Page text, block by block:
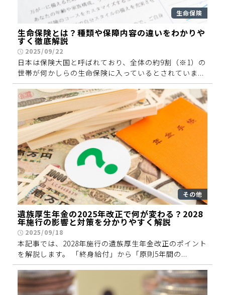
生命保険
生命保険とは？種類や保障内容の違いをわかりや
すく徹底解説
2025/09/22
日本は保険大国と呼ばれており、全体の約9割（※1）の
世帯が何かしらの生命保険に入っているとされていま...
その他
遺族厚生年金の2025年改正で何が変わる？2028
年施行の影響と対策を分かりやすく解説
2025/09/18
本記事では、2028年施行の遺族厚生年金改正のポイント
を解説します。 「終身給付」から「原則5年間の...